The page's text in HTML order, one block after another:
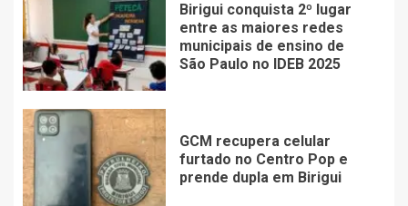
Birigui conquista 2º lugar
entre as maiores redes
municipais de ensino de
São Paulo no IDEB 2025
GCM recupera celular
furtado no Centro Pop e
prende dupla em Birigui